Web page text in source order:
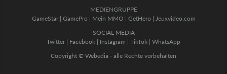
MEDIENGRUPPE
GameStar| GamePro | Mein MMO | GetHero | Jeuxvideo.com
SOCIAL MEDIA
Twitter | Facebook | Instagram | TikTok | WhatsApp
Copyright © Webedia - alle Rechte vorbehalten